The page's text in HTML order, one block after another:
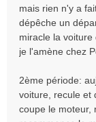
mais rien n'y a
dépêche un
miracle la
je l'amène chez
2ème période:
voiture, recule et
coupe le moteur,